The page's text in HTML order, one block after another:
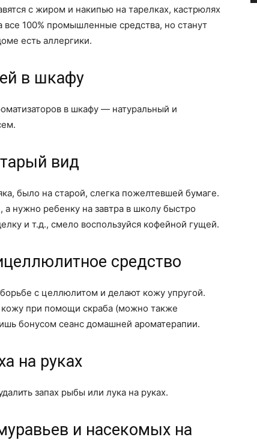
с жиром и накипью на тарелках, кастрюлях
100% промышленные средства, но станут
есть аллергики.
в шкафу
в шкафу — натуральный и
вид
было на старой, слегка пожелтевшей бумаге.
нужно ребенку на завтра в школу быстро
и т.д., смело воспользуйся кофейной гущей.
средство
с целлюлитом и делают кожу упругой.
при помощи скраба (можно также
бонусом сеанс домашней ароматерапии.
на руках
запах рыбы или лука на руках.
и насекомых на